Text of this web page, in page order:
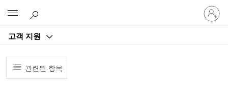
고객 지원
귀
하
계
관련된 항목